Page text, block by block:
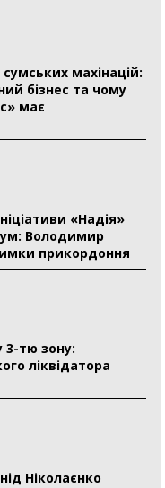
компенсацій на
млн грн
на зиму
пенсій: у
що робити
міста Суми»
Пантелеймона
махінацій:
бізнес та чому
має
«Надія»
Володимир
прикордоння
3-тю зону:
ліквідатора
Ніколаєнко